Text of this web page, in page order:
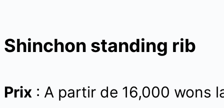
Shinchon standing rib
Prix : A partir de 16,000 wons